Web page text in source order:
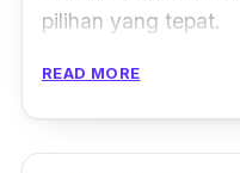
pilihan yang tepat.
CrayonCarandache
berbagai macam
tingkat pemula,
READ MORE